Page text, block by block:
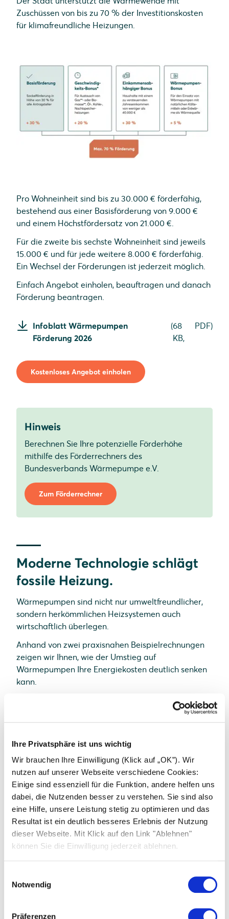
Ihre Privatsphäre ist uns wichtig
Wir brauchen Ihre Einwilligung (Klick auf „OK”). Wir
nutzen auf unserer Webseite verschiedene Cookies:
Einige sind essenziell für die Funktion, andere helfen uns
dabei, die Nutzenden besser zu verstehen. Sie sind also
eine Hilfe, unsere Leistung stetig zu optimieren und das
Resultat ist ein deutlich besseres Erlebnis der Nutzung
dieser Webseite. Mit Klick auf den Link "Ablehnen"
können Sie die Einwilligung jederzeit ablehnen.
Notwendig
Präferenzen
Neubauten.
tages-, wochen-, monats- und
jahresbezogener Auswertung der
von Verbrauchern wie der Wärmepumpe,
Priorisierung mit PV-Überschuss
SOLARWATT Home app: Einfache und
übersichtliche Visualisierung auch für
unterwegs
Zuschüssen von bis zu 70 % der Investitionskosten
für klimafreundliche Heizungen.
Pro Wohneinheit sind bis zu 30.000 € förderfähig,
bestehend aus einer Basisförderung von 9.000 €
und einem Höchstfördersatz von 21.000 €.
Für die zweite bis sechste Wohneinheit sind jeweils
15.000 € und für jede weitere 8.000 € förderfähig.
Ein Wechsel der Förderungen ist jederzeit möglich.
Einfach Angebot einholen, beauftragen und danach
Förderung beantragen.
Infoblatt Wärmepumpen
Förderung 2026
(68
KB,
PDF)
Kostenloses Angebot einholen
Hinweis
Berechnen Sie Ihre potenzielle Förderhöhe
mithilfe des Förderrechners des
Bundesverbands Wärmepumpe e.V.
Zum Förderrechner
Moderne Technologie schlägt
fossile Heizung.
Wärmepumpen sind nicht nur umweltfreundlicher,
sondern herkömmlichen Heizsystemen auch
wirtschaftlich überlegen.
Anhand von zwei praxisnahen Beispielrechnungen
zeigen wir Ihnen, wie der Umstieg auf
Wärmepumpen Ihre Energiekosten deutlich senken
kann.
Ausgangspunkt:
Gasheizung (22 Jahre alt)
Jährlicher Verbrauch: 35.000 kWh
Anschaffungskosten
Beispiel 2
Ausgangspunkt:
Ölheizung (3.300 l Verbrauch)
Haushaltseinkommen: < 40.000 €/a (Zwei
Stiebel Eltron Wärmepumpen